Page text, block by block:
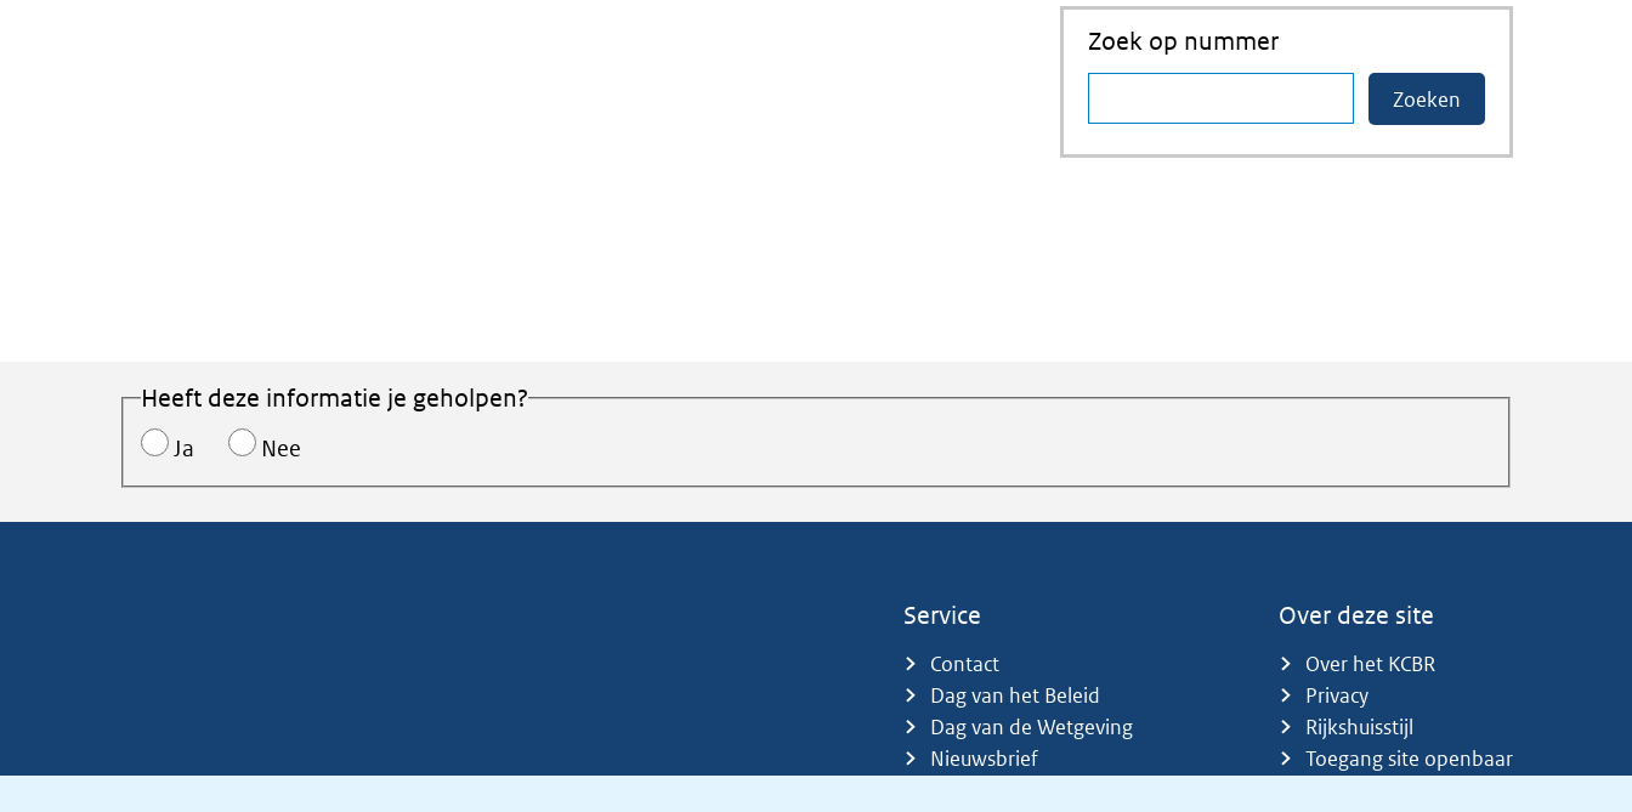
Zoek op nummer
Heeft deze informatie je geholpen?
Ja Nee
Service
Contact
Dag van het Beleid
Dag van de Wetgeving
Nieuwsbrief
Over deze site
Over het KCBR
Privacy
Rijkshuisstijl
Toegang site openbaar